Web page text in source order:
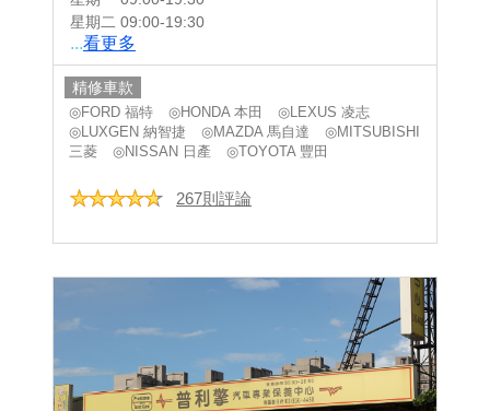
星期二 09:00-19:30
...看更多
精修車款
◎FORD 福特 ◎HONDA 本田
◎LEXUS 凌志
◎LUXGEN 納智捷
◎MAZDA 馬自達
◎MITSUBISHI
三菱
◎NISSAN 日產 ◎TOYOTA 豐田
267則評論